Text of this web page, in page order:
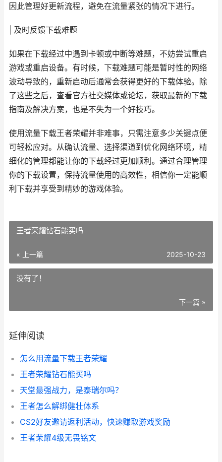
因此管理好更新流程，避免在流量紧张的情况下进行。
| 及时反馈下载难题
如果在下载经过中遇到卡顿或中断等难题，不妨尝试重启
游戏或重启设备。有时候，下载难题可能是暂时性的网络
波动导致的，重新启动后通常会获得更好的下载体验。除
了这些之后，查看官方社交媒体或论坛，获取最新的下载
指南及解决方案，也是不失为一个好技巧。
使用流量下载王者荣耀并非难事，只需注意多少关键点便
可轻松应对。从确认流量、选择渠道到优化网络环境，精
细化的管理都能让你的下载经过更加顺利。通过合理管理
你的下载设置，保持流量使用的高效性，相信你一定能顺
利下载并享受到精妙的游戏体验。
王者荣耀钻石能买吗
« 上一篇 2025-10-23
没有了！
下一篇 »
延伸阅读
怎么用流量下载王者荣耀
王者荣耀钻石能买吗
天堂最强战力，是泰瑞尔吗？
王者怎么解绑健壮体系
CS2好友邀请返利活动，快速赚取游戏奖励
王者荣耀4级无畏铭文